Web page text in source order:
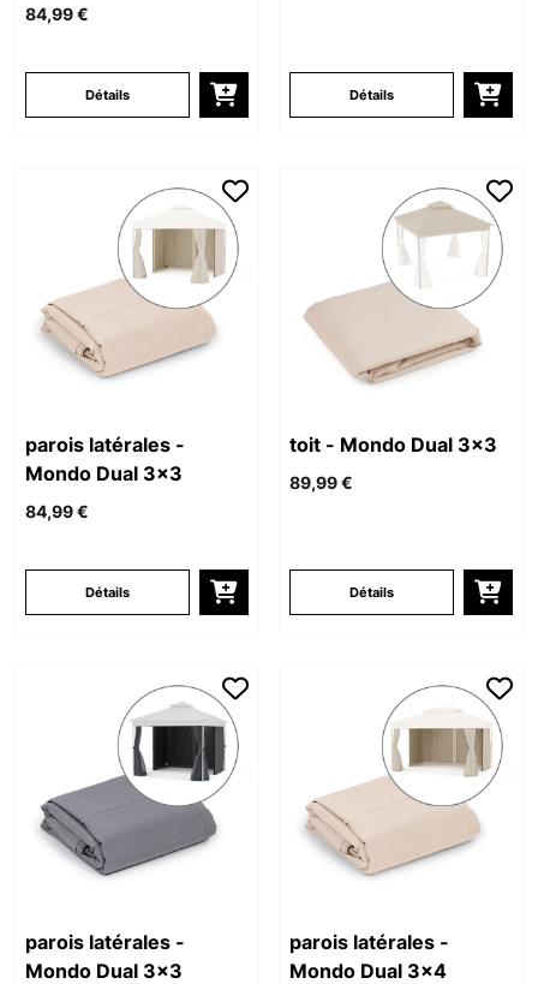
84,99 €
Détails Détails
parois latérales -
Mondo Dual 3x3
84,99 €
Détails
toit - Mondo Dual 3x3
89,99 €
Détails
parois latérales -
Mondo Dual 3x3
parois latérales -
Mondo Dual 3x4